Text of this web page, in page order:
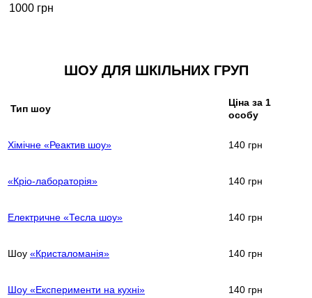
1000 грн
ШОУ ДЛЯ ШКІЛЬНИХ ГРУП
Тип шоу
Ціна за 1
особу
Хімічне «Реактив шоу» 140 грн
«Кріо-лабораторія» 140 грн
Електричне «Тесла шоу» 140 грн
Шоу «Кристаломанія» 140 грн
Шоу «Експерименти на кухні» 140 грн